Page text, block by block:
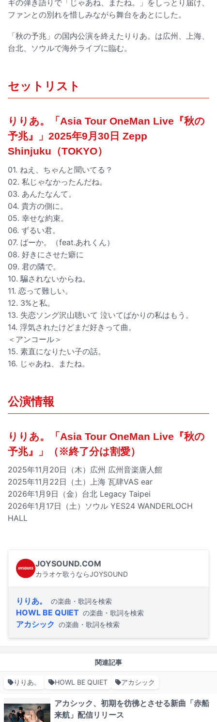
ギの弾き語りで「じゃあね、またね。」をしっとり届け、
ファンとの別れを惜しみながら舞台をあとにした。
「秋の予兆」の国内公演を終えたりりあ。は広州、上海、
台北、ソウルで海外ライブに臨む。
セットリスト
りりあ。「Asia Tour OneMan Live『秋の
予兆』」2025年9月30日 Zepp
Shinjuku（TOKYO）
01. ねえ、ちゃんと聞いてる？
02. 私じゃなかったんだね。
03. あんたなんて。
04. 貴方の側に。
05. 幸せな約束。
06. ずるい君。
07. ばーか。（feat.あれくん）
08. 好きにさせた癖に
09. 君の隣で。
10. 騙されないからね。
11. 恋って難しい。
12. 3%と私。
13. 失恋ソング沢山聴いて 泣いてばかりの私はもう。
14. 浮気されたけどまだ好きって曲。
＜アンコール＞
15. 素直になりたい子の話。
16. じゃあね、またね。
公演情報
りりあ。「Asia Tour OneMan Live『秋の
予兆』」（※終了分は割愛）
2025年11月20日（木）広州 広州音楽唐人館
2025年11月22日（土）上海 瓦肆VAS ear
2026年1月9日（金）台北 Legacy Taipei
2026年1月17日（土）ソウル YES24 WANDERLOCH
HALL
JOYSOUND.COM
カラオケ歌うならJOYSOUND
りりあ。 の楽曲・歌詞を検索
HOWL BE QUIET の楽曲・歌詞を検索
アカシック の楽曲・歌詞を検索
関連記事
りりあ。 HOWL BE QUIET アカシック
アカシック、初期を彷彿とさせる新曲「赤船
来航」配信リリース